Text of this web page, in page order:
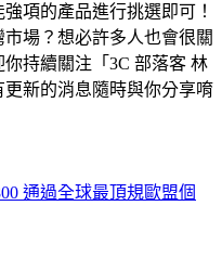
項的產品進行挑選即可！
場？想必許多人也會很關
持續關注「3C 部落客 林
新的消息隨時與你分享唷
通過全球最頂規歐盟個